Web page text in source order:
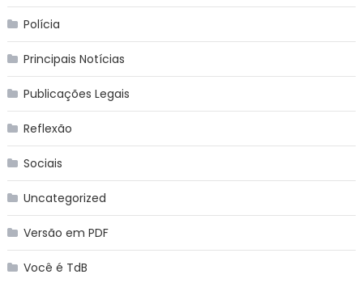
Polícia
Principais Notícias
Publicações Legais
Reflexão
Sociais
Uncategorized
Versão em PDF
Você é TdB